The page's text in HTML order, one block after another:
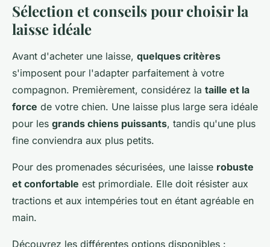
Sélection et conseils pour choisir la
laisse idéale
Avant d'acheter une laisse, quelques critères
s'imposent pour l'adapter parfaitement à votre
compagnon. Premièrement, considérez la taille et la
force de votre chien. Une laisse plus large sera idéale
pour les grands chiens puissants, tandis qu'une plus
fine conviendra aux plus petits.
Pour des promenades sécurisées, une laisse robuste
et confortable est primordiale. Elle doit résister aux
tractions et aux intempéries tout en étant agréable en
main.
Découvrez les différentes options disponibles :